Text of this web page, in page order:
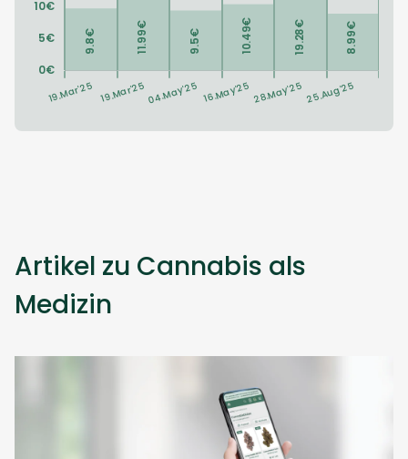
Artikel zu Cannabis als
Medizin